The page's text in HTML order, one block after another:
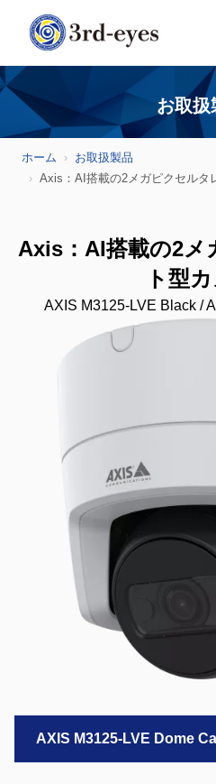
お取扱
ホーム
お取扱製品
Axis：AI搭載の2メガピクセルタ
Axis：AI搭載の2メ
ト型
AXIS M3125-LVE Black /
AXIS M3125-LVE Dome